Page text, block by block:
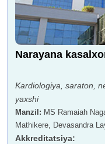
Narayana
Kardiologiya, saraton,
yaxshi
Manzil : MS Ramaiah
Mathikere, Devasandra
Akkreditatsiya: